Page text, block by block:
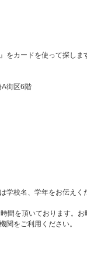
カードを使って探し
街区6階
学校名、学年をお伝えく
間を頂いております。
関をご利用ください。